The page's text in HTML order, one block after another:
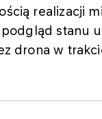
realizacji
stanu
drona w